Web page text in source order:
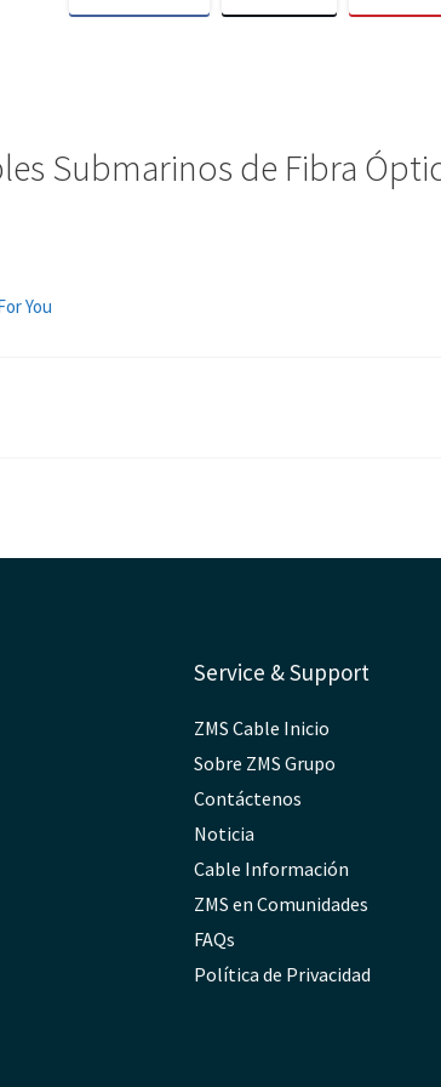
Submarinos de Fibra
You
Service & Support
ZMS Cable Inicio
Sobre ZMS Grupo
Contáctenos
Noticia
Cable Información
ZMS en Comunidades
FAQs
Política de Privacidad